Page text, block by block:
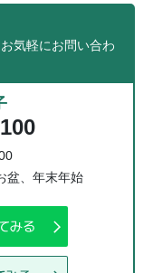
気軽にお問い合わ
盆、年末年始